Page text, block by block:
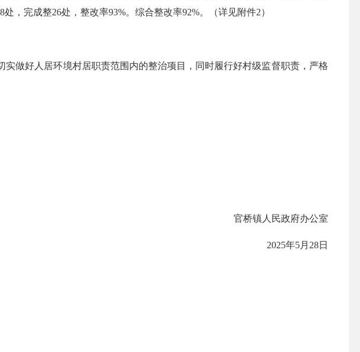
，完成整26处，整改率93%。综合整改率92%。（详见附件2）
好人居环境村居职责范围内的整治项目，同时履行好村级监督职责，严格
官桥镇人民政府办公室
2025年5月28日